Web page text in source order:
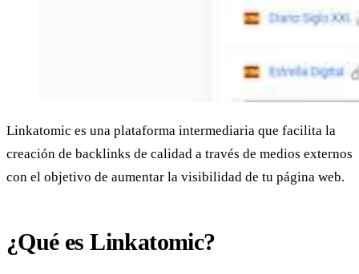
Linkatomic es una plataforma intermediaria que facilita la
creación de backlinks de calidad a través de medios externos
con el objetivo de aumentar la visibilidad de tu página web.
¿Qué es Linkatomic?